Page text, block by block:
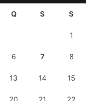
Q S S
1
6 7 8
13 14 15